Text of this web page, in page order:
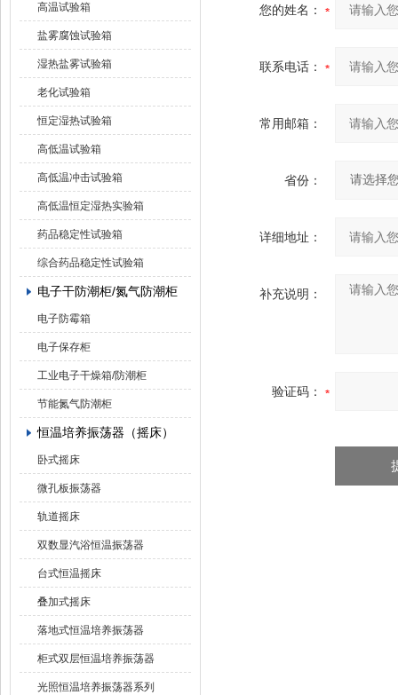
高温试验箱
盐雾腐蚀试验箱
湿热盐雾试验箱
老化试验箱
恒定湿热试验箱
高低温试验箱
高低温冲击试验箱
高低温恒定湿热实验箱
药品稳定性试验箱
综合药品稳定性试验箱
电子干防潮柜/氮气防潮柜
电子防霉箱
电子保存柜
工业电子干燥箱/防潮柜
节能氮气防潮柜
恒温培养振荡器（摇床）
卧式摇床
微孔板振荡器
轨道摇床
双数显汽浴恒温振荡器
台式恒温摇床
叠加式摇床
落地式恒温培养振荡器
柜式双层恒温培养振荡器
光照恒温培养振荡器系列
您的姓名：
联系电话：
常用邮箱：
省份：
详细地址：
补充说明：
验证码：